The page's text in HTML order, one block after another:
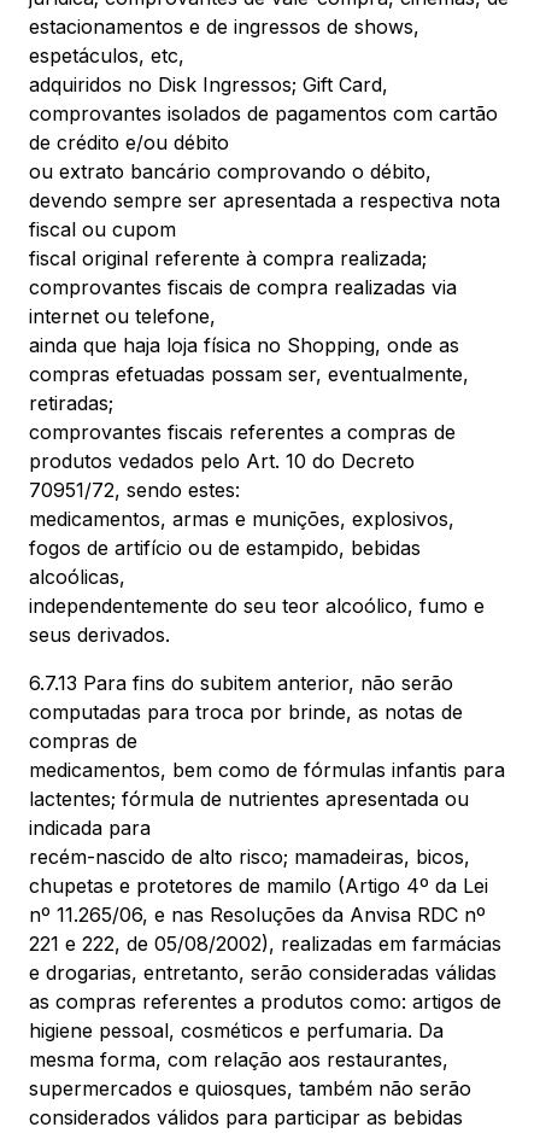
estacionamentos e de ingressos de shows,
espetáculos, etc,
adquiridos no Disk Ingressos; Gift Card,
comprovantes isolados de pagamentos com cartão
de crédito e/ou débito
ou extrato bancário comprovando o débito,
devendo sempre ser apresentada a respectiva nota
fiscal ou cupom
fiscal original referente à compra realizada;
comprovantes fiscais de compra realizadas via
internet ou telefone,
ainda que haja loja física no Shopping, onde as
compras efetuadas possam ser, eventualmente,
retiradas;
comprovantes fiscais referentes a compras de
produtos vedados pelo Art. 10 do Decreto
70951/72, sendo estes:
medicamentos, armas e munições, explosivos,
fogos de artifício ou de estampido, bebidas
alcoólicas,
independentemente do seu teor alcoólico, fumo e
seus derivados.
6.7.13 Para fins do subitem anterior, não serão
computadas para troca por brinde, as notas de
compras de
medicamentos, bem como de fórmulas infantis para
lactentes; fórmula de nutrientes apresentada ou
indicada para
recém-nascido de alto risco; mamadeiras, bicos,
chupetas e protetores de mamilo (Artigo 4º da Lei
nº 11.265/06, e nas Resoluções da Anvisa RDC nº
221 e 222, de 05/08/2002), realizadas em farmácias
e drogarias, entretanto, serão consideradas válidas
as compras referentes a produtos como: artigos de
higiene pessoal, cosméticos e perfumaria. Da
mesma forma, com relação aos restaurantes,
supermercados e quiosques, também não serão
considerados válidos para participar as bebidas